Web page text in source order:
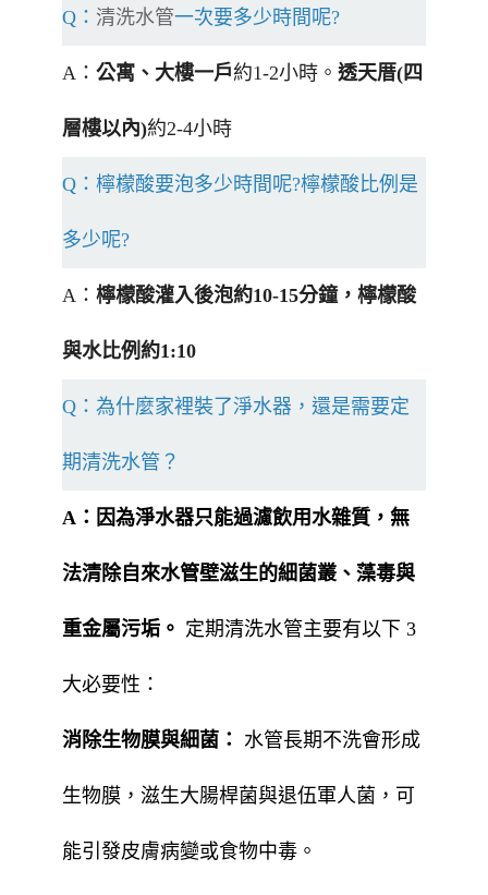
Q： 清洗水管一次要多少時間呢?
A： 公寓、大樓一戶約1-2小時。 透天厝(四
層樓以內)約2-4小時
Q：檸檬酸要泡多少時間呢?檸檬酸比例是
多少呢?
A： 檸檬酸灌入後泡約10-15分鐘，檸檬酸
與水比例約1:10
Q：為什麼家裡裝了淨水器，還是需要定
期清洗水管？
A： 因為淨水器只能過濾飲用水雜質，無
法清除自來水管壁滋生的細菌叢、藻毒與
重金屬污垢。 定期清洗水管主要有以下 3
大必要性：
消除生物膜與細菌： 水管長期不洗會形成
生物膜，滋生大腸桿菌與退伍軍人菌，可
能引發皮膚病變或食物中毒。